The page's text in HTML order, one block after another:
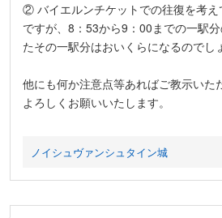
② バイエルンチケットでの往復を考
ですが、8：53から9：00までの一駅
たその一駅分はおいくらになるのでし
他にも何か注意点等あればご教示いた
よろしくお願いいたします。
ノイシュヴァンシュタイン城